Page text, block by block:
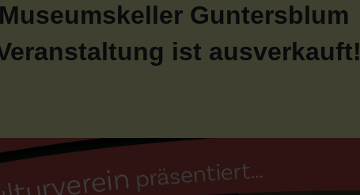
Guntersblum
ist ausverkauft!